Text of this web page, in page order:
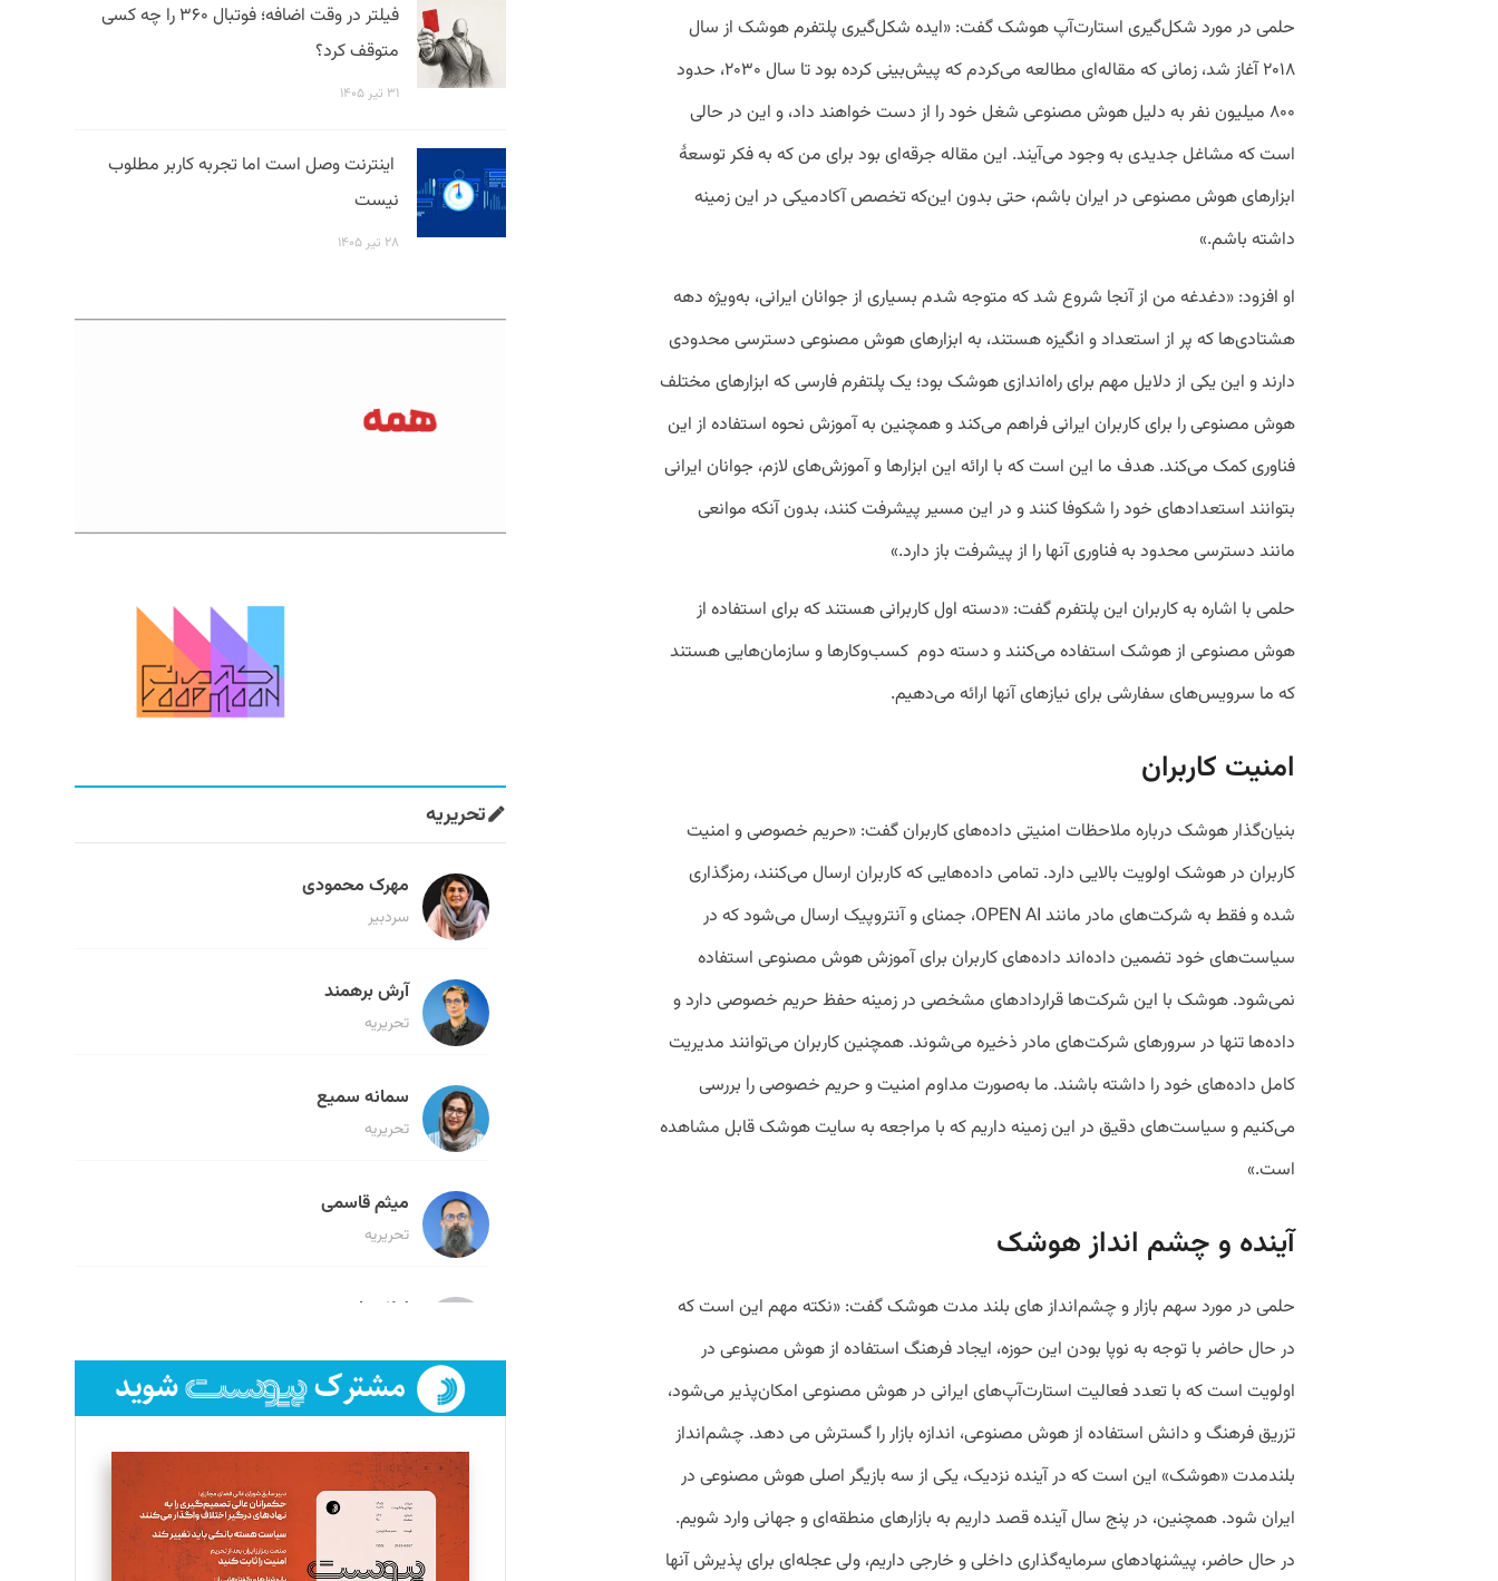
حلمی در مورد شکل‌گیری استارت‌آپ هوشک گفت: «ایده شکل‌گیری پلتفرم هوشک از سال
۲۰۱۸ آغاز شد، زمانی که مقاله‌ای مطالعه می‌کردم که پیش‌بینی کرده بود تا سال ۲۰۳۰، حدود
۸۰۰ میلیون نفر به دلیل هوش مصنوعی شغل خود را از دست خواهند داد، و این در حالی
است که مشاغل جدیدی به وجود می‌آیند. این مقاله جرقه‌ای بود برای من که به فکر توسعهٔ
ابزارهای هوش مصنوعی در ایران باشم، حتی بدون این‌که تخصص آکادمیکی در این زمینه
داشته باشم.»
او افزود: «دغدغه من از آنجا شروع شد که متوجه شدم بسیاری از جوانان ایرانی، به‌ویژه دهه
هشتادی‌ها که پر از استعداد و انگیزه هستند، به ابزارهای هوش مصنوعی دسترسی محدودی
دارند و این یکی از دلایل مهم برای راه‌اندازی هوشک بود؛ یک پلتفرم فارسی که ابزارهای مختلف
هوش مصنوعی را برای کاربران ایرانی فراهم می‌کند و همچنین به آموزش نحوه استفاده از این
فناوری کمک می‌کند. هدف ما این است که با ارائه این ابزارها و آموزش‌های لازم، جوانان ایرانی
بتوانند استعدادهای خود را شکوفا کنند و در این مسیر پیشرفت کنند، بدون آنکه موانعی
مانند دسترسی محدود به فناوری آنها را از پیشرفت باز دارد.»
حلمی با اشاره به کاربران این پلتفرم گفت: «دسته اول کاربرانی هستند که برای استفاده از
هوش مصنوعی از هوشک استفاده می‌کنند و دسته دوم کسب‌وکارها و سازمان‌هایی هستند
که ما سرویس‌های سفارشی برای نیازهای آنها ارائه می‌دهیم.
امنیت کاربران
بنیان‌گذار هوشک درباره ملاحظات امنیتی داده‌های کاربران گفت: «حریم خصوصی و امنیت
کاربران در هوشک اولویت بالایی دارد. تمامی داده‌هایی که کاربران ارسال می‌کنند، رمزگذاری
شده و فقط به شرکت‌های مادر مانند OPEN AI، جمنای و آنتروپیک ارسال می‌شود که در
سیاست‌های خود تضمین داده‌اند داده‌های کاربران برای آموزش هوش مصنوعی استفاده
نمی‌شود. هوشک با این شرکت‌ها قراردادهای مشخصی در زمینه حفظ حریم خصوصی دارد و
داده‌ها تنها در سرورهای شرکت‌های مادر ذخیره می‌شوند. همچنین کاربران می‌توانند مدیریت
کامل داده‌های خود را داشته باشند. ما به‌صورت مداوم امنیت و حریم خصوصی را بررسی
می‌کنیم و سیاست‌های دقیق در این زمینه داریم که با مراجعه به سایت هوشک قابل مشاهده
است.»
آینده و چشم انداز هوشک
حلمی در مورد سهم بازار و چشم‌انداز های بلند مدت هوشک گفت: «نکته مهم این است که
در حال حاضر با توجه به نوپا بودن این حوزه، ایجاد فرهنگ استفاده از هوش مصنوعی در
اولویت است که با تعدد فعالیت استارت‌آپ‌های ایرانی در هوش مصنوعی امکان‌پذیر می‌شود،
تزریق فرهنگ و دانش استفاده از هوش مصنوعی، اندازه بازار را گسترش می دهد. چشم‌انداز
بلندمدت «هوشک» این است که در آینده نزدیک، یکی از سه بازیگر اصلی هوش مصنوعی در
ایران شود. همچنین، در پنج سال آینده قصد داریم به بازارهای منطقه‌ای و جهانی وارد شویم.
در حال حاضر، پیشنهادهای سرمایه‌گذاری داخلی و خارجی داریم، ولی عجله‌ای برای پذیرش آنها
فیلتر در وقت اضافه؛ فوتبال ۳۶۰ را چه کسی
متوقف کرد؟
۳۱ تیر ۱۴۰۵
اینترنت وصل است اما تجربه کاربر مطلوب
نیست
۲۸ تیر ۱۴۰۵
تحریریه
مهرک محمودی
سردبیر
آرش برهمند
تحریریه
سمانه سمیع
تحریریه
میثم قاسمی
تحریریه
لیلا حنارود
فائزه فتحی رستمی
تحریریه
سروش کرمیان
تحریریه